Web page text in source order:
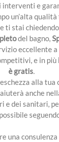
interventi e
un’alta
ti stai
del bagno,
eccellente a
e in più
è gratis.
alla tua
anche
e dei sanitari,
una